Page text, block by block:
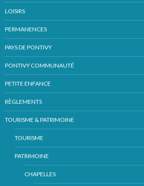
LOISIRS
PERMANENCES
PAYS DE PONTIVY
PONTIVY COMMUNAUTÉ
PETITE ENFANCE
RÈGLEMENTS
TOURISME & PATRIMOINE
TOURISME
PATRIMOINE
CHAPELLES